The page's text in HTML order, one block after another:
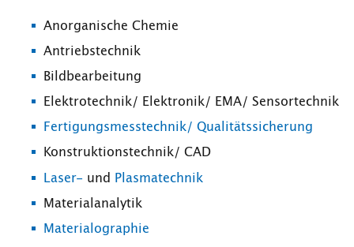
Anorganische Chemie
Antriebstechnik
Bildbearbeitung
Elektrotechnik/ Elektronik/ EMA/ Sensortechnik
Fertigungsmesstechnik/ Qualitätssicherung
Konstruktionstechnik/ CAD
Laser- und
Plasmatechnik
Materialanalytik
Materialographie